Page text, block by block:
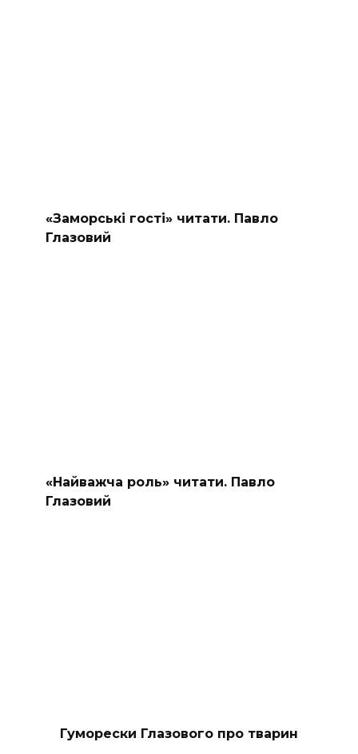
«Заморські гості» читати. Павло
Глазовий
«Найважча роль» читати. Павло
Глазовий
Гуморески Глазового про тварин